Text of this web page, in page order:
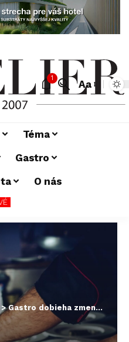
1
Aa
Téma
Gastro
O nás
>Gastro dobieha zmena zvyklostí a personálna podvýživa